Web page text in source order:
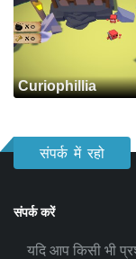
Curiophillia
संपर्क में रहो
संपर्क करें
यदि आप किसी भी